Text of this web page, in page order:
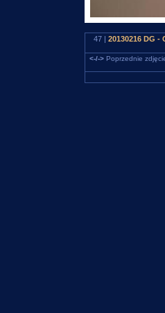
47 | 20130216 DG
<-/->Poprzednie